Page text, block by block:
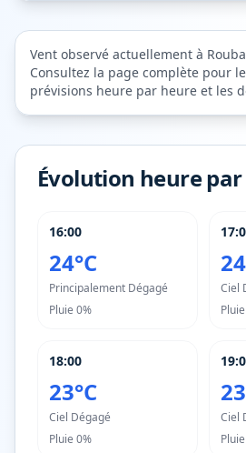
Vent observé actuellement à
Consultez la page complète pour
prévisions heure par heure et les
Évolution heure
16:00
24°C
Principalement Dégagé
Pluie 0%
Ciel
Pluie
18:00
23°C
Ciel Dégagé
Pluie 0%
Ciel
Pluie